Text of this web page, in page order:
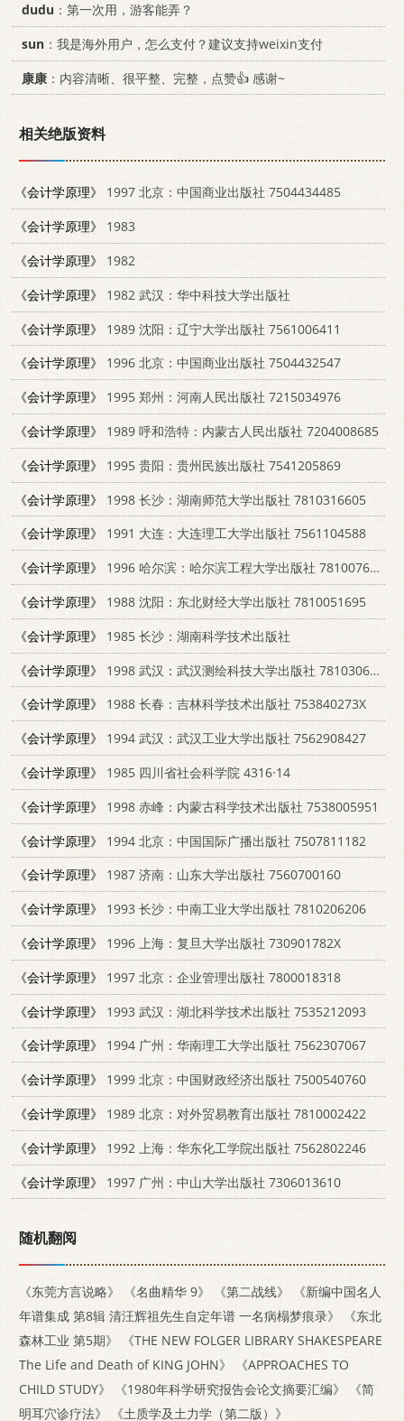
dudu ：第一次用，游客能弄？
sun ：我是海外用户，怎么支付？建议支持weixin支付
康康 ：内容清晰、很平整、完整，点赞👍 感谢~
相关绝版资料
《会计学原理》
1997 北京：中国商业出版社 7504434485
《会计学原理》
1983
《会计学原理》
1982
《会计学原理》
1982 武汉：华中科技大学出版社
《会计学原理》
1989 沈阳：辽宁大学出版社 7561006411
《会计学原理》
1996 北京：中国商业出版社 7504432547
《会计学原理》
1995 郑州：河南人民出版社 7215034976
《会计学原理》
1989 呼和浩特：内蒙古人民出版社 7204008685
《会计学原理》
1995 贵阳：贵州民族出版社 7541205869
《会计学原理》
1998 长沙：湖南师范大学出版社 7810316605
《会计学原理》
1991 大连：大连理工大学出版社 7561104588
《会计学原理》
1996 哈尔滨：哈尔滨工程大学出版社 7810076191
《会计学原理》
1988 沈阳：东北财经大学出版社 7810051695
《会计学原理》
1985 长沙：湖南科学技术出版社
《会计学原理》
1998 武汉：武汉测绘科技大学出版社 7810306391
《会计学原理》
1988 长春：吉林科学技术出版社 753840273X
《会计学原理》
1994 武汉：武汉工业大学出版社 7562908427
《会计学原理》
1985 四川省社会科学院 4316·14
《会计学原理》
1998 赤峰：内蒙古科学技术出版社 7538005951
《会计学原理》
1994 北京：中国国际广播出版社 7507811182
《会计学原理》
1987 济南：山东大学出版社 7560700160
《会计学原理》
1993 长沙：中南工业大学出版社 7810206206
《会计学原理》
1996 上海：复旦大学出版社 730901782X
《会计学原理》
1997 北京：企业管理出版社 7800018318
《会计学原理》
1993 武汉：湖北科学技术出版社 7535212093
《会计学原理》
1994 广州：华南理工大学出版社 7562307067
《会计学原理》
1999 北京：中国财政经济出版社 7500540760
《会计学原理》
1989 北京：对外贸易教育出版社 7810002422
《会计学原理》
1992 上海：华东化工学院出版社 7562802246
《会计学原理》
1997 广州：中山大学出版社 7306013610
随机翻阅
《东莞方言说略》 《名曲精华 9》 《第二战线》
《新编中国名人
年谱集成 第8辑 清汪辉祖先生自定年谱 一名病榻梦痕录》
《东北
森林工业 第5期》
《THE NEW FOLGER LIBRARY SHAKESPEARE
The Life and Death of KING JOHN》
《APPROACHES TO
CHILD STUDY》
《1980年科学研究报告会论文摘要汇编》
《简
明耳穴诊疗法》
《土质学及土力学（第二版）》